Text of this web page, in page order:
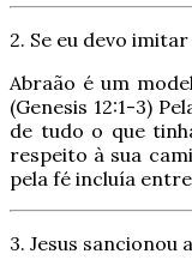
2. Se eu devo
Abraão é um
(Genesis 12:1-3)
de tudo o que
respeito à sua
pela fé incluía
3. Jesus sancionou